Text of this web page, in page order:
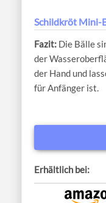
Schildkröt Mini-
Die Bälle
der
der Hand und
für Anfänger ist.
Erhältlich bei: